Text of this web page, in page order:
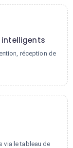
intelligents
réception de
via le tableau de